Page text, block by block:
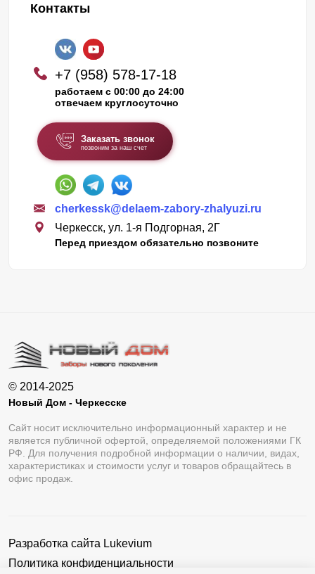
Контакты
+7 (958) 578-17-18
работаем с 00:00 до 24:00
отвечаем круглосуточно
Заказать звонок
позвоним за наш счет
cherkessk@delaem-zabory-zhalyuzi.ru
Черкесск, ул. 1-я Подгорная, 2Г
Перед приездом обязательно позвоните
© 2014-2025
Новый Дом - Черкесске
Сайт носит исключительно информационный характер и не
является публичной офертой, определяемой положениями ГК
РФ. Для получения подробной информации о наличии, видах,
характеристиках и стоимости услуг и товаров обращайтесь в
офис продаж.
Разработка сайта Lukevium
Политика конфиденциальности